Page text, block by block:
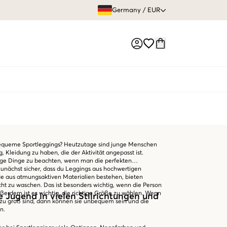
Germany / EUR
Sportleggings? Heutzutage sind junge Menschen
Kleidung zu haben, die der Aktivität angepasst ist.
Dinge zu beachten, wenn man die perfekten
sicher, dass du Leggings aus hochwertigen
aus atmungsaktiven Materialien bestehen, bieten
zu waschen. Das ist besonders wichtig, wenn die Person
ist es wichtig, die richtige Größe zu wählen. Wenn
groß sind, dann können sie unbequem sein und die
Jugend in vielen Stilrichtungen und